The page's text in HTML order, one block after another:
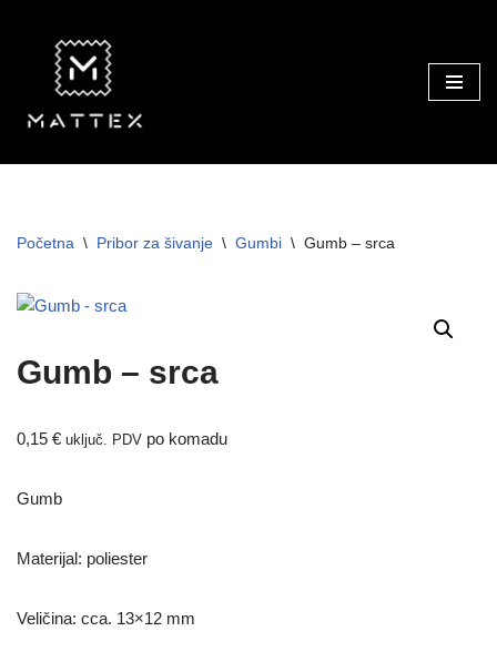
content
Početna \ Pribor za šivanje \ Gumbi \ Gumb – srca
Gumb – srca
0,15 € uključ. PDV po komadu
Gumb
Materijal: poliester
Veličina: cca. 13×12 mm